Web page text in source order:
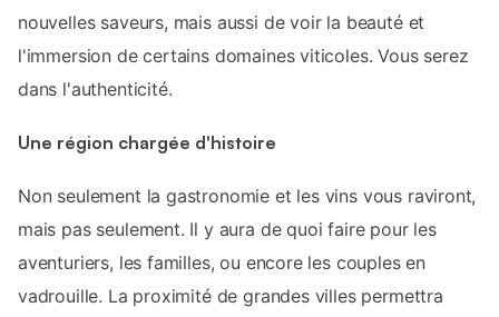
nouvelles saveurs, mais aussi de voir la beauté et
l'immersion de certains domaines viticoles. Vous serez
dans l'authenticité.
Une région chargée d'histoire
Non seulement la gastronomie et les vins vous raviront,
mais pas seulement. Il y aura de quoi faire pour les
aventuriers, les familles, ou encore les couples en
vadrouille. La proximité de grandes villes permettra